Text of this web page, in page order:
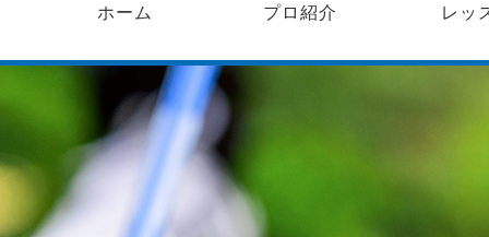
ホーム プロ紹介 レッ